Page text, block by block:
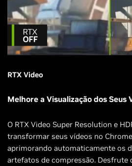
RTX Video
Melhore a Visualização dos Seus
O RTX Video Super Resolution e
transformar seus vídeos no
aprimorando automaticamente os
artefatos de compressão. Desfrute